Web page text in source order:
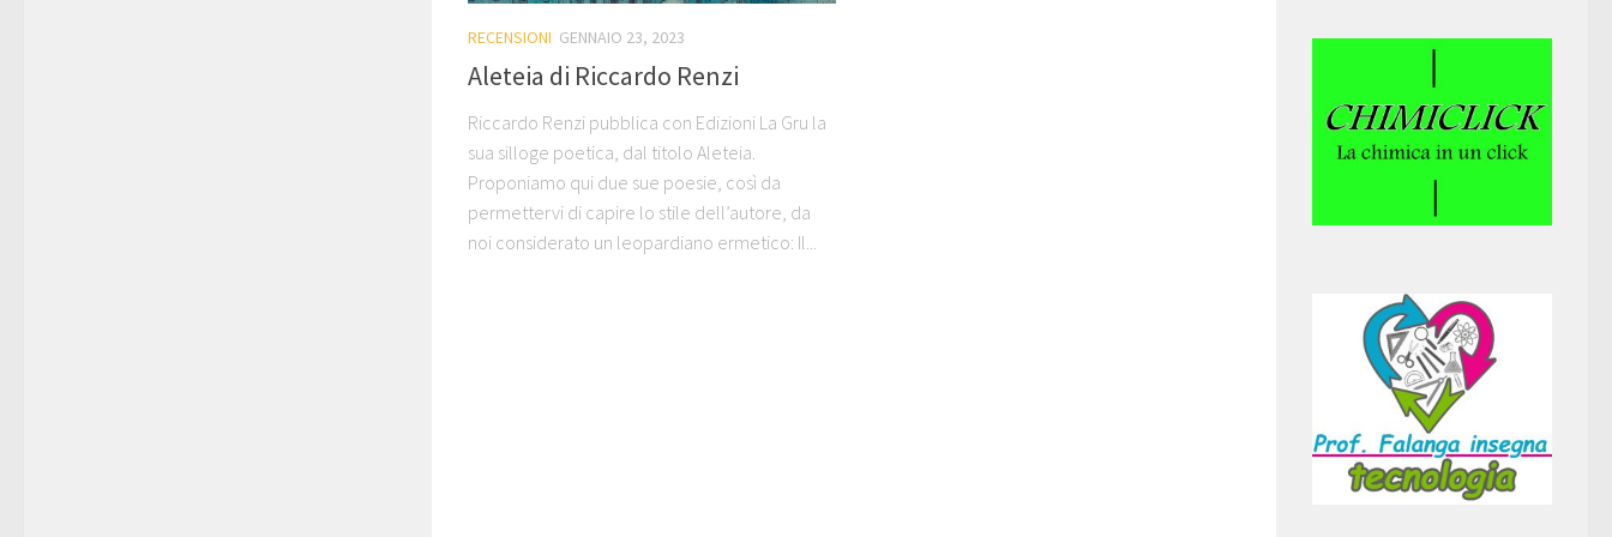
RECENSIONI GENNAIO 23, 2023
Aleteia di Riccardo Renzi
Riccardo Renzi pubblica con Edizioni La Gru la
sua silloge poetica, dal titolo Aleteia.
Proponiamo qui due sue poesie, così da
permettervi di capire lo stile dell’autore, da
noi considerato un leopardiano ermetico: Il...